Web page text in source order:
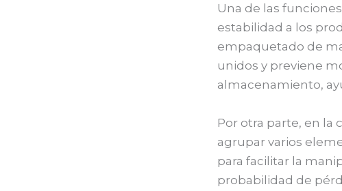
Una de las
estabilidad a los
empaquetado de
unidos y previene
almacenamiento,
Por otra parte, en
agrupar varios
para facilitar la
probabilidad de